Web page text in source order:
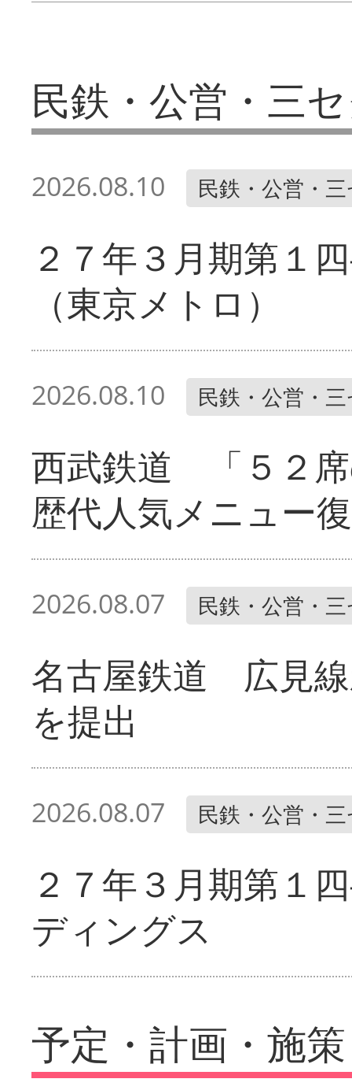
民鉄・公営・三
2026.08.10 民鉄・公営・
２７年３月期第１
（東京メトロ）
2026.08.10 民鉄・公営・
西武鉄道 「５２
歴代人気メニュー
2026.08.07 民鉄・公営・
名古屋鉄道 広見
を提出
2026.08.07 民鉄・公営・
２７年３月期第１
ディングス
予定・計画・施策